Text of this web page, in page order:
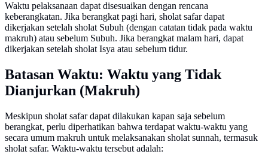
Waktu pelaksanaan dapat disesuaikan dengan rencana
keberangkatan. Jika berangkat pagi hari, sholat safar dapat
dikerjakan setelah sholat Subuh (dengan catatan tidak pada waktu
makruh) atau sebelum Subuh. Jika berangkat malam hari, dapat
dikerjakan setelah sholat Isya atau sebelum tidur.
Batasan Waktu: Waktu yang Tidak
Dianjurkan (Makruh)
Meskipun sholat safar dapat dilakukan kapan saja sebelum
berangkat, perlu diperhatikan bahwa terdapat waktu-waktu yang
secara umum makruh untuk melaksanakan sholat sunnah, termasuk
sholat safar. Waktu-waktu tersebut adalah: